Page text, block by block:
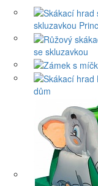
skluzavkou
se skluzavkou
dům